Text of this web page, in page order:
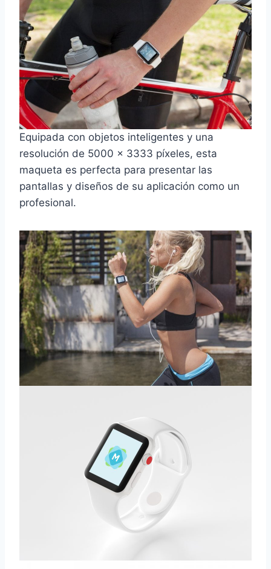
Equipada con objetos inteligentes y una
resolución de 5000 x 3333 píxeles, esta
maqueta es perfecta para presentar las
pantallas y diseños de su aplicación como un
profesional.